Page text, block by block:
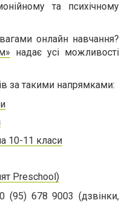
та психічному
онлайн навчання?
надає усі можливості
за такими напрямками:
10-11 класи
Preschool)
(95) 678 9003 (дзвінки,